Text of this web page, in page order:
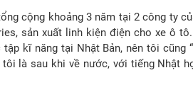
cộng khoảng 3 năm tại 2 công ty
sản xuất linh kiện điện cho xe ô
kĩ năng tại Nhật Bản, nên tôi cũng
là sau khi về nước, với tiếng Nhật